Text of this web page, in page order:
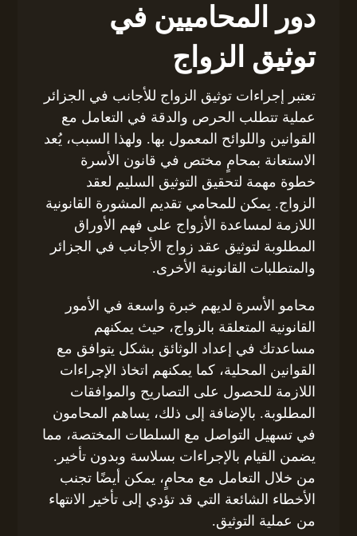
دور المحاميين في
توثيق الزواج
تعتبر إجراءات توثيق الزواج للأجانب في الجزائر
عملية تتطلب الحرص والدقة في التعامل مع
القوانين واللوائح المعمول بها. ولهذا السبب، يُعد
الاستعانة بمحامٍ مختص في قانون الأسرة
خطوة مهمة لتحقيق التوثيق السليم لعقد
الزواج. يمكن للمحامي تقديم المشورة القانونية
اللازمة لمساعدة الأزواج على فهم الأوراق
المطلوبة لتوثيق عقد زواج الأجانب في الجزائر
والمتطلبات القانونية الأخرى.
محامو الأسرة لديهم خبرة واسعة في الأمور
القانونية المتعلقة بالزواج، حيث يمكنهم
مساعدتك في إعداد الوثائق بشكل يتوافق مع
القوانين المحلية، كما يمكنهم اتخاذ الإجراءات
اللازمة للحصول على التصاريح والموافقات
المطلوبة. بالإضافة إلى ذلك، يساهم المحامون
في تسهيل التواصل مع السلطات المختصة، مما
يضمن القيام بالإجراءات بسلاسة وبدون تأخير.
من خلال التعامل مع محامٍ، يمكن أيضًا تجنب
الأخطاء الشائعة التي قد تؤدي إلى تأخير الانتهاء
من عملية التوثيق.